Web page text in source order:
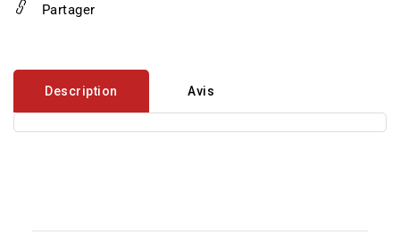
Partager
Description Avis